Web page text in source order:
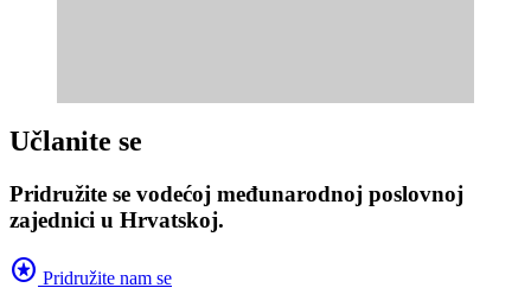
Učlanite se
Pridružite se vodećoj međunarodnoj poslovnoj
zajednici u Hrvatskoj.
stars Pridružite nam se